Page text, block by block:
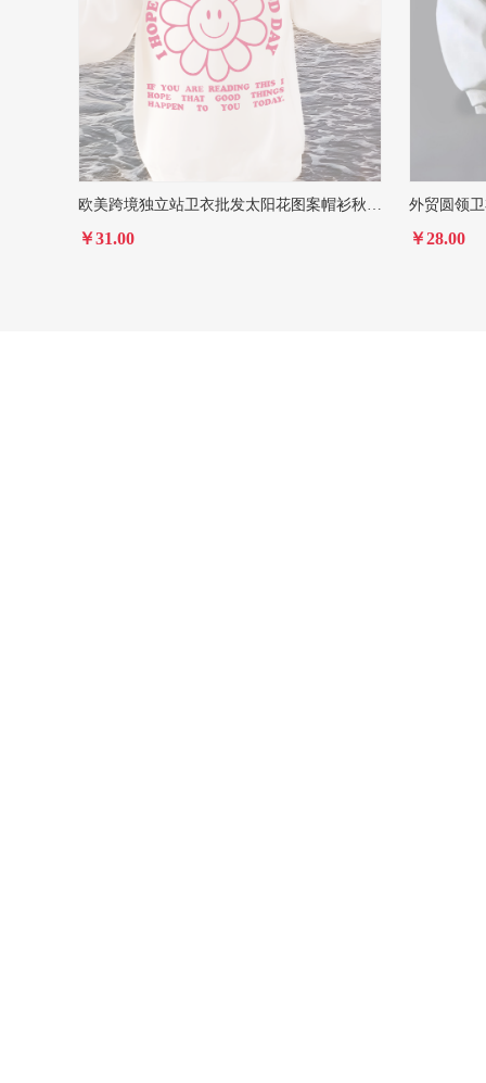
欧美跨境独立站卫衣批发太阳花图案帽衫秋冬款
￥31.00
外贸圆领
￥28.00